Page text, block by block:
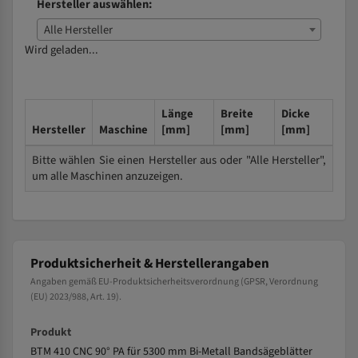
Hersteller auswählen:
Alle Hersteller
Wird geladen...
Hersteller Maschine
Länge
[mm]
Breite
[mm]
Dicke
[mm]
Bitte wählen Sie einen Hersteller aus oder "Alle Hersteller",
um alle Maschinen anzuzeigen.
Produktsicherheit & Herstellerangaben
Angaben gemäß EU-Produktsicherheitsverordnung (GPSR, Verordnung
(EU) 2023/988, Art. 19).
Produkt
BTM 410 CNC 90° PA für 5300 mm Bi-Metall Bandsägeblätter